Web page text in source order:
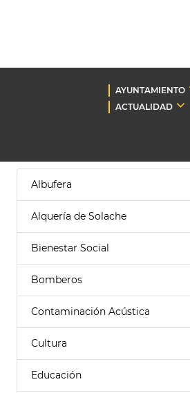
AYUNTAMIENTO
ACTUALIDAD
Albufera
Alquería de Solache
Bienestar Social
Bomberos
Contaminación Acústica
Cultura
Educación